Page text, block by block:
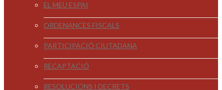
EL MEU ESPAI
ORDENANCES FISCALS
PARTICIPACIÓ CIUTADANA
RECAPTACIÓ
RESOLUCIONS I DECRETS